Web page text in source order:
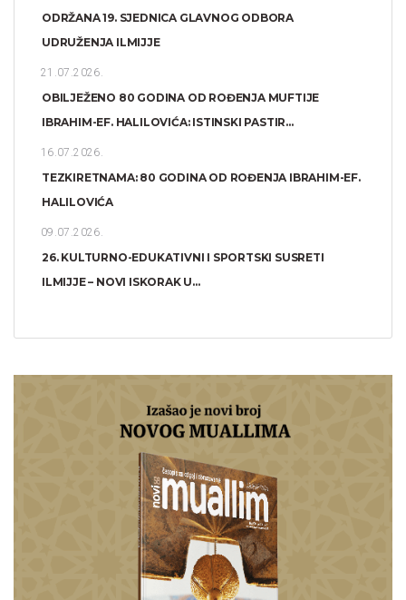
ODRŽANA 19. SJEDNICA GLAVNOG ODBORA
UDRUŽENJA ILMIJJE
21.07.2026.
OBILJEŽENO 80 GODINA OD ROĐENJA MUFTIJE
IBRAHIM-EF. HALILOVIĆA: ISTINSKI PASTIR...
16.07.2026.
TEZKIRETNAMA: 80 GODINA OD ROĐENJA IBRAHIM-EF.
HALILOVIĆA
09.07.2026.
26. KULTURNO-EDUKATIVNI I SPORTSKI SUSRETI
ILMIJJE – NOVI ISKORAK U...